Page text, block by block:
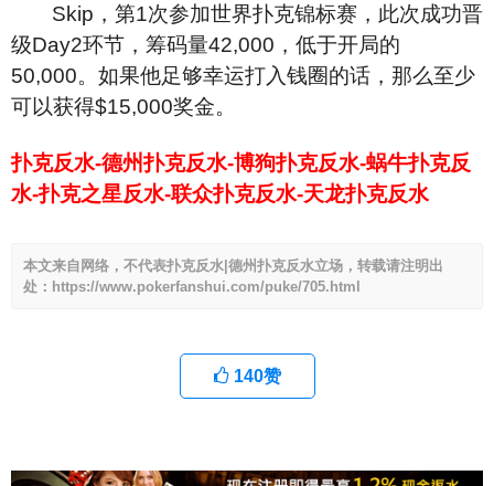
Skip ，第1次参加世界扑克锦标赛，此次成功晋
级Day2环节，筹码量42,000，低于开局的
50,000。如果他足够幸运打入钱圈的话，那么至少
可以获得$15,000奖金。
扑克反水-德州扑克反水-博狗扑克反水-蜗牛扑克反
水-扑克之星反水-联众扑克反水-天龙扑克反水
本文来自网络，不代表扑克反水|德州扑克反水立场，转载请注明出
处：https://www.pokerfanshui.com/puke/705.html
140赞